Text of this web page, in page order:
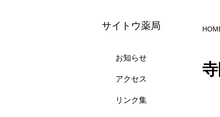
サイトウ薬局
お知らせ
アクセス
リンク集